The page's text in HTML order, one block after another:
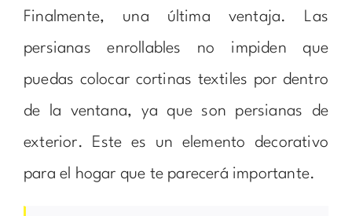
Finalmente, una última ventaja. Las
persianas enrollables no impiden que
puedas colocar cortinas textiles por dentro
de la ventana, ya que son persianas de
exterior. Este es un elemento decorativo
para el hogar que te parecerá importante.